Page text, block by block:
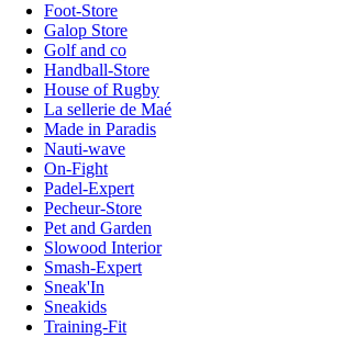
Foot-Store
Galop Store
Golf and co
Handball-Store
House of Rugby
La sellerie de Maé
Made in Paradis
Nauti-wave
On-Fight
Padel-Expert
Pecheur-Store
Pet and Garden
Slowood Interior
Smash-Expert
Sneak'In
Sneakids
Training-Fit